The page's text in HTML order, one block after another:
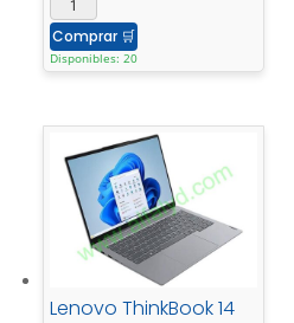
Comprar 🛒
Disponibles: 20
Lenovo ThinkBook 14